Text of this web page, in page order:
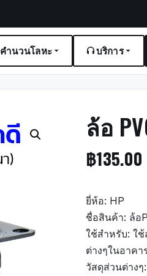
คำนวนโลหะ บริการ
ล้อ
฿135.00
ยี่ห้อ: HP
ชื่อสินค้า: ล้อ
ใช้สำหรับ: ใช้
ต่างๆในอาคา
วัสดุส่วนต่างๆ: